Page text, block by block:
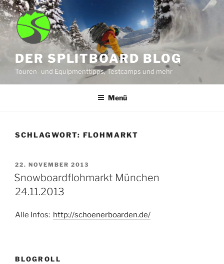
Zum
Inhalt
springen
DER SPLITBOARD BLOG
Touren- und Equipmenttipps, Testcamps und mehr
Menü
SCHLAGWORT: FLOHMARKT
VERÖFFENTLICHT
AM
22. NOVEMBER 2013
Snowboardflohmarkt München
24.11.2013
Alle Infos: http://schoenerboarden.de/
BLOGROLL